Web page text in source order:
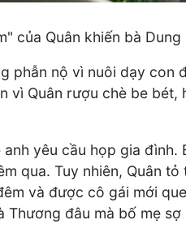
của Quân khiến bà
phẫn nộ vì nuôi dạy con
vì Quân rượu chè be
yêu cầu họp gia
qua. Tuy nhiên, Quân
và được cô gái mới
đâu mà bố mẹ